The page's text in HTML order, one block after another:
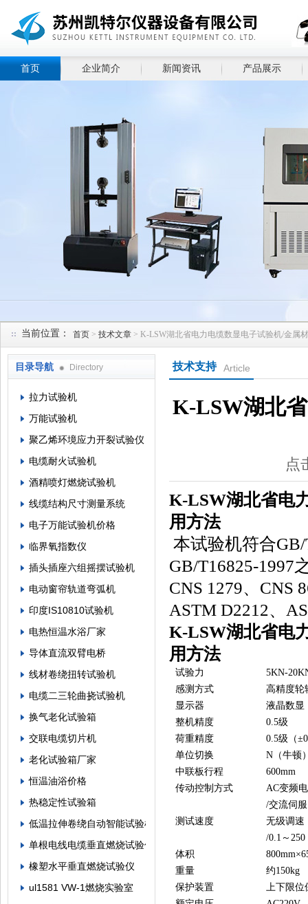
首页 企业简介 新闻资讯 产品展示
当前位置： 首页 > 技术文章 > K-LSW湖北省电力电缆数显电子试验机/金属
目录导航 Directory
拉力试验机
万能试验机
聚乙烯环境应力开裂试验仪
电缆耐火试验机
酒精喷灯燃烧试验机
线缆结构尺寸测量系统
电子万能试验机价格
临界氧指数仪
插头插座六组摇摆试验机
电动窗帘轨道弯弧机
印度IS10810试验机
电热恒温水浴厂家
导体直流双臂电桥
线材卷绕扭转试验机
电缆二三轮曲挠试验机
换气老化试验箱
交联电缆切片机
老化试验箱厂家
恒温油浴价格
热稳定性试验箱
低温拉伸卷绕自动智能试验机
单根电线电缆垂直燃烧试验仪
橡塑水平垂直燃烧试验仪
ul1581 VW-1燃烧实验室
技术支持 Article
K-LSW湖北
点
K-LSW湖北省电
用方法
本试验机符合GB/
GB/T16825-1997
CNS 1279、CNS
ASTM D2212、
K-LSW湖北省电
用方法
试验力
5KN-
感测方式
高精度轮
显示器
液晶数显
整机精度
0.5级
荷重精度
0.5级（
单位切换
N（牛顿
中联板行程
600mm
传动控制方式
AC变频
/交流伺
测试速度
无级调速
/0.1～250
体积
重量
约150kg
保护装置
上下限位